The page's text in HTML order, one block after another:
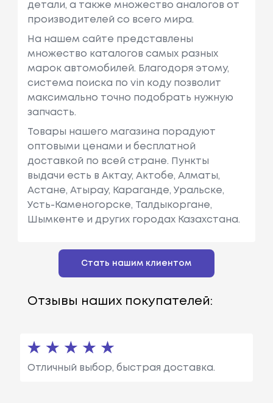
детали, а также множество аналогов от
производителей со всего мира.
На нашем сайте представлены
множество каталогов самых разных
марок автомобилей. Благодоря этому,
система поиска по vin коду позволит
максимально точно подобрать нужную
запчасть.
Товары нашего магазина порадуют
оптовыми ценами и бесплатной
доставкой по всей стране. Пункты
выдачи есть в Актау, Актобе, Алматы,
Астане, Атырау, Караганде, Уральске,
Усть-Каменогорске, Талдыкоргане,
Шымкенте и других городах Казахстана.
Стать нашим клиентом
Отзывы наших покупателей:
Отличный выбор, быстрая доставка.